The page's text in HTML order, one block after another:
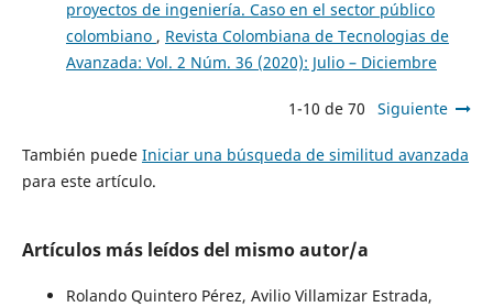
proyectos de ingeniería. Caso en el sector público
colombiano , Revista Colombiana de Tecnologias de
Avanzada: Vol. 2 Núm. 36 (2020): Julio – Diciembre
1-10 de 70 Siguiente
También puede Iniciar una búsqueda de similitud avanzada
para este artículo.
Artículos más leídos del mismo autor/a
Rolando Quintero Pérez, Avilio Villamizar Estrada,